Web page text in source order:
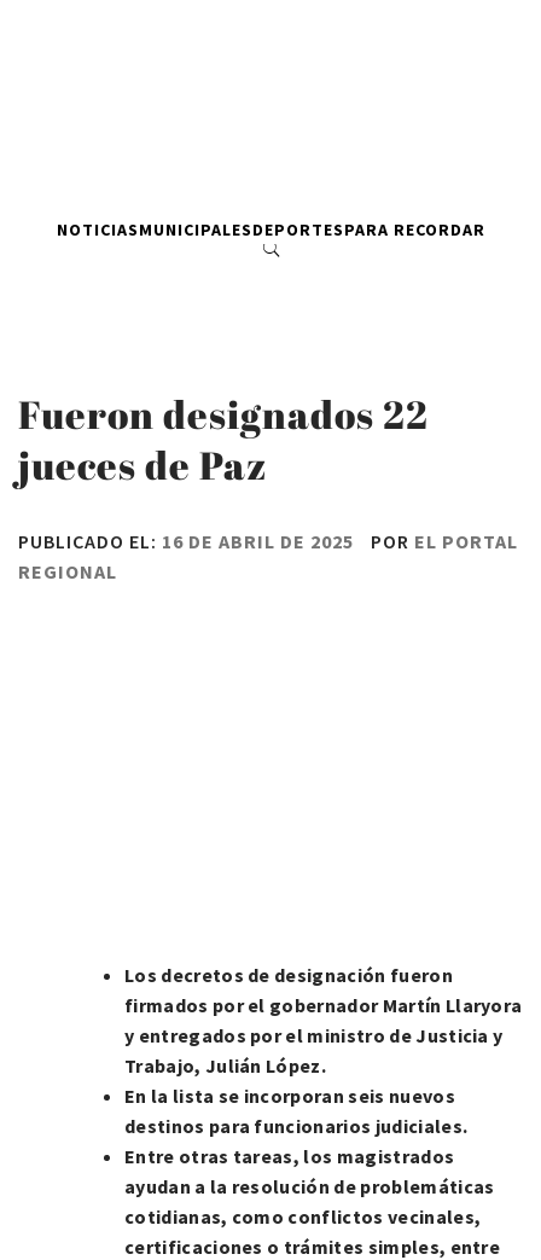
NOTICIASMUNICIPALESDEPORTESPARA RECORDAR
Fueron designados 22
jueces de Paz
PUBLICADO EL: 16 DE ABRIL DE 2025 POR EL PORTAL
REGIONAL
Los decretos de designación fueron
firmados por el gobernador Martín Llaryora
y entregados por el ministro de Justicia y
Trabajo, Julián López.
En la lista se incorporan seis nuevos
destinos para funcionarios judiciales.
Entre otras tareas, los magistrados
ayudan a la resolución de problemáticas
cotidianas, como conflictos vecinales,
certificaciones o trámites simples, entre